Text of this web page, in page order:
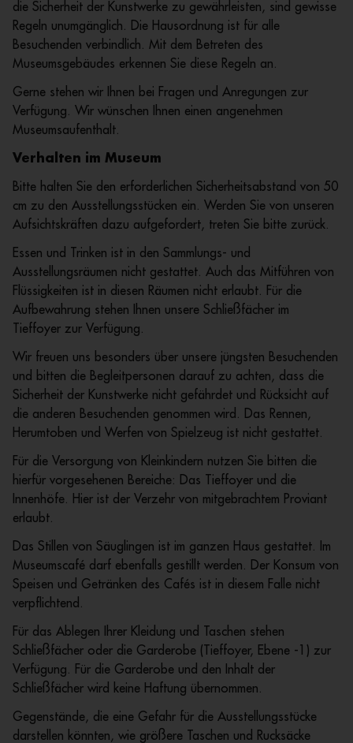
die Sicherheit der Kunstwerke zu gewährleisten, sind gewisse
Regeln unumgänglich. Die Hausordnung ist für alle
Besuchenden verbindlich. Mit dem Betreten des
Museumsgebäudes erkennen Sie diese Regeln an.
Gerne stehen wir Ihnen bei Fragen und Anregungen zur
Verfügung. Wir wünschen Ihnen einen angenehmen
Museumsaufenthalt.
Verhalten im Museum
Bitte halten Sie den erforderlichen Sicherheitsabstand von 50
cm zu den Ausstellungsstücken ein. Werden Sie von unseren
Aufsichtskräften dazu aufgefordert, treten Sie bitte zurück.
Essen und Trinken ist in den Sammlungs- und
Ausstellungsräumen nicht gestattet. Auch das Mitführen von
Flüssigkeiten ist in diesen Räumen nicht erlaubt. Für die
Aufbewahrung stehen Ihnen unsere Schließfächer im
Tieffoyer zur Verfügung.
Wir freuen uns besonders über unsere jüngsten Besuchenden
und bitten die Begleitpersonen darauf zu achten, dass die
Sicherheit der Kunstwerke nicht gefährdet und Rücksicht auf
die anderen Besuchenden genommen wird. Das Rennen,
Herumtoben und Werfen von Spielzeug ist nicht gestattet.
Für die Versorgung von Kleinkindern nutzen Sie bitten die
hierfür vorgesehenen Bereiche: Das Tieffoyer und die
Innenhöfe. Hier ist der Verzehr von mitgebrachtem Proviant
erlaubt.
Das Stillen von Säuglingen ist im ganzen Haus gestattet. Im
Museumscafé darf ebenfalls gestillt werden. Der Konsum von
Speisen und Getränken des Cafés ist in diesem Falle nicht
verpflichtend.
Für das Ablegen Ihrer Kleidung und Taschen stehen
Schließfächer oder die Garderobe (Tieffoyer, Ebene -1) zur
Verfügung. Für die Garderobe und den Inhalt der
Schließfächer wird keine Haftung übernommen.
Gegenstände, die eine Gefahr für die Ausstellungsstücke
darstellen könnten, wie größere Taschen und Rucksäcke